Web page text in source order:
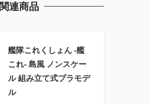
関連商品
艦隊これくしょん ‐艦
これ‐ 島風 ノンスケー
ル 組み立て式プラモデ
ル